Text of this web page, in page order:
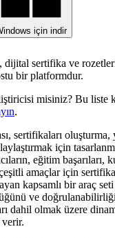
için indir
sertifika ve
bir platformdur.
misiniz? Bu liste
.
sertifikaları oluşturma,
için
eğitim başarıları,
amaçlar için
kapsamlı bir araç
ve
dahil olmak üzere